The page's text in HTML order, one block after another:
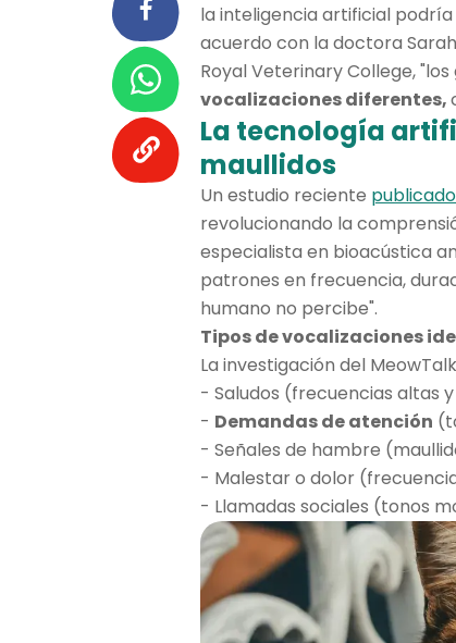
la inteligencia artificial
acuerdo con la doctora
Royal Veterinary College,
vocalizaciones diferentes,
La tecnología
maullidos
Un estudio reciente
revolucionando la
especialista en bioacústica
patrones en frecuencia,
humano no percibe".
Tipos de vocalizaciones
La investigación del
- Saludos (frecuencias altas
- Demandas de atención
- Señales de hambre
- Malestar o dolor
- Llamadas sociales (tonos